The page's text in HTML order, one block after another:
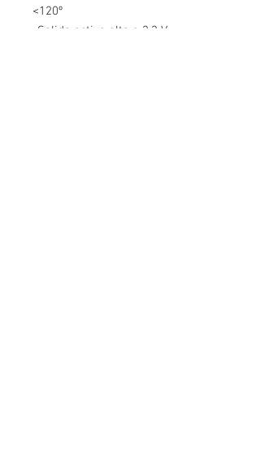
<120º
-Salida activa alta a 3.3 V